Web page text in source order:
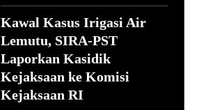
Kawal Kasus Irigasi Air
Lemutu, SIRA-PST
Laporkan Kasidik
Kejaksaan ke Komisi
Kejaksaan RI